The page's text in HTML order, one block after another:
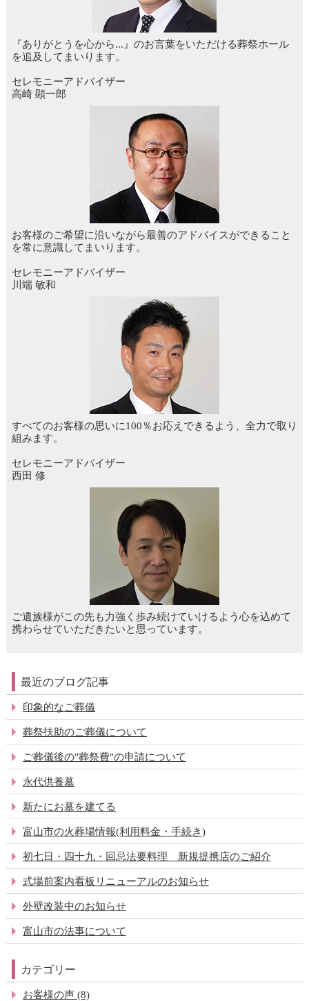
『ありがとうを心から...』のお言葉をいただける葬祭ホール
を追及してまいります。
セレモニーアドバイザー
高崎 顕一郎
お客様のご希望に沿いながら最善のアドバイスができること
を常に意識してまいります。
セレモニーアドバイザー
川端 敏和
すべてのお客様の思いに100％お応えできるよう、全力で取り
組みます。
セレモニーアドバイザー
西田 修
ご遺族様がこの先も力強く歩み続けていけるよう心を込めて
携わらせていただきたいと思っています。
最近のブログ記事
印象的なご葬儀
葬祭扶助のご葬儀について
ご葬儀後の"葬祭費"の申請について
永代供養墓
新たにお墓を建てる
富山市の火葬場情報(利用料金・手続き)
初七日・四十九・回忌法要料理 新規提携店のご紹介
式場前案内看板リニューアルのお知らせ
外壁改装中のお知らせ
富山市の法事について
カテゴリー
お客様の声 (8)